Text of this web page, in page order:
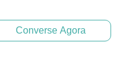
Converse Agora